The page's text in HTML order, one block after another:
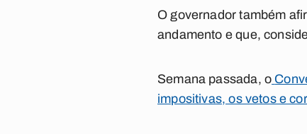
O governador também
andamento e que,
Semana passada, o
impositivas, os vetos e